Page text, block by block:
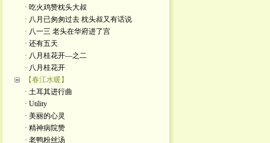
· 吃火鸡赞枕头大叔
· 八月已匆匆过去 枕头叔又有话说
· 八一三 老头在华府进了宫
· 还有五天
· 八月桂花开—之二
· 八月桂花开
【春江水暖】
· 土耳其进行曲
· Utility
· 美丽的心灵
· 精神病院赞
· 老鸭粉丝汤